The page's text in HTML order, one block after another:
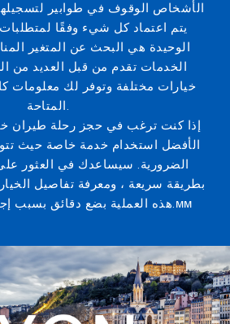
الأشخاص الوقوف في طوابير
يتم اعتماد كل شيء وفقًا
الوحيدة هي البحث عن المتغير
الخدمات تقدم من قبل العديد من
خيارات مختلفة وتوفر لك معلومات
المتاحة.
إذا كنت ترغب في حجز رحلة طيران
الأفضل استخدام خدمة خاصة حيث
الضرورية. سيساعدك في العثور
بطريقة سريعة ، ومعرفة تفاصيل
هذه العملية بضع دقائق بسبب إجراء الحجز البسيط.мм